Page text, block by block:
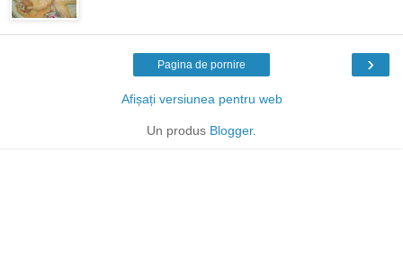
›
Pagina de pornire
Afișați versiunea pentru web
Un produs Blogger.